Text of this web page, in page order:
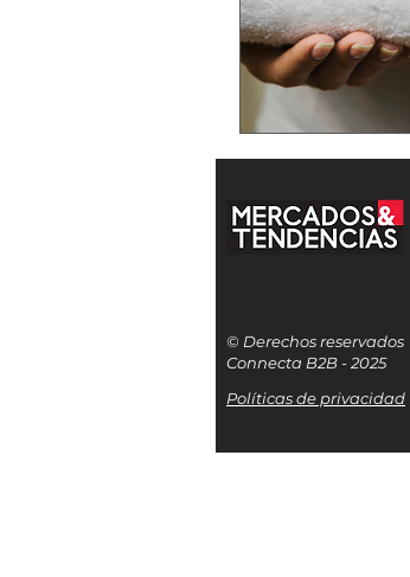
© Derechos reservados
Connecta B2B - 2025
Políticas de privacidad